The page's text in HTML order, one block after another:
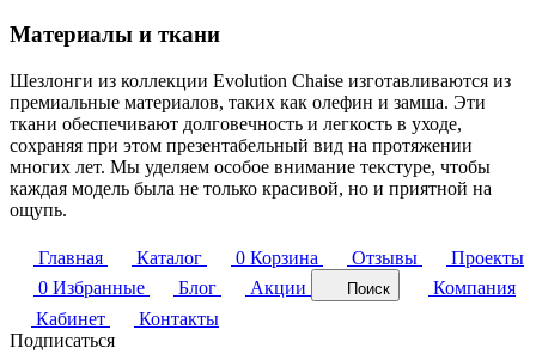
Материалы и ткани
Шезлонги из коллекции Evolution Chaise изготавливаются из
премиальные материалов, таких как олефин и замша. Эти
ткани обеспечивают долговечность и легкость в уходе,
сохраняя при этом презентабельный вид на протяжении
многих лет. Мы уделяем особое внимание текстуре, чтобы
каждая модель была не только красивой, но и приятной на
ощупь.
Главная Каталог 0 Корзина Отзывы
Проекты
0 Избранные Блог Акции Поиск
Компания
Кабинет
Контакты
Подписаться